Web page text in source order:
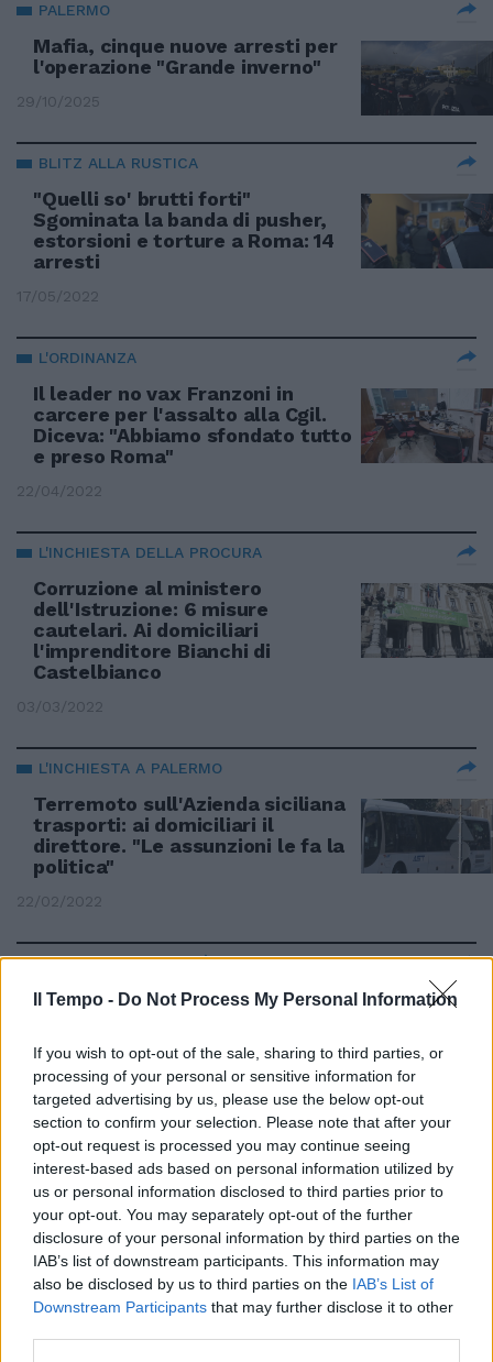
Il Tempo - Do Not Process My Personal Information
If you wish to opt-out of the sale, sharing to third parties, or
processing of your personal or sensitive information for
targeted advertising by us, please use the below opt-out
section to confirm your selection. Please note that after your
opt-out request is processed you may continue seeing
interest-based ads based on personal information utilized by
us or personal information disclosed to third parties prior to
your opt-out. You may separately opt-out of the further
disclosure of your personal information by third parties on the
IAB’s list of downstream participants. This information may
also be disclosed by us to third parties on the IAB’s List of
Downstream Participants that may further disclose it to other
PALERMO
Mafia, cinque nuove arresti per
l'operazione "Grande inverno"
29/10/2025
BLITZ ALLA RUSTICA
"Quelli so' brutti forti"
Sgominata la banda di pusher,
estorsioni e torture a Roma: 14
arresti
17/05/2022
L'ORDINANZA
Il leader no vax Franzoni in
carcere per l'assalto alla Cgil.
Diceva: "Abbiamo sfondato tutto
e preso Roma"
22/04/2022
L'INCHIESTA DELLA PROCURA
Corruzione al ministero
dell'Istruzione: 6 misure
cautelari. Ai domiciliari
l'imprenditore Bianchi di
Castelbianco
03/03/2022
L'INCHIESTA A PALERMO
Terremoto sull'Azienda siciliana
trasporti: ai domiciliari il
direttore. "Le assunzioni le fa la
politica"
22/02/2022
ALLARME CRIMINALITÀ
Dopo gli arresti a Sabaudia,
litorale"
22/02/2022
PROCURA DI LATINA
Arresti a Sabaudia. Corrotti per
le salsicce e la maglia
autografata dallo juventino
Dybala
21/02/2022